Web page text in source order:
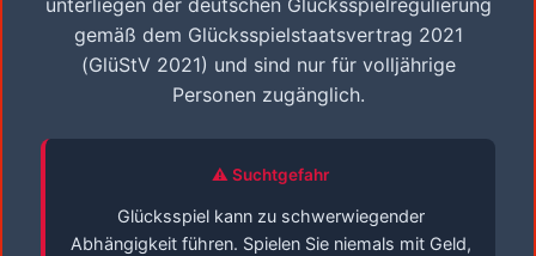
unterliegen der deutschen Glücksspielregulierung
gemäß dem Glücksspielstaatsvertrag 2021
(GlüStV 2021) und sind nur für volljährige
Personen zugänglich.
⚠️ Suchtgefahr
Glücksspiel kann zu schwerwiegender
Abhängigkeit führen. Spielen Sie niemals mit Geld,